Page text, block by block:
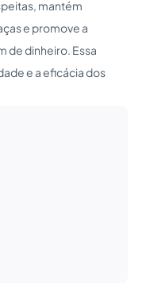
mantém
e promove a
de dinheiro. Essa
e a eficácia dos